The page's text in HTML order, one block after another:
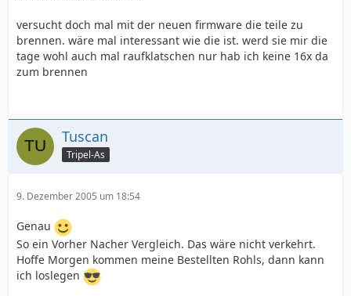
versucht doch mal mit der neuen firmware die teile zu
brennen. wäre mal interessant wie die ist. werd sie mir die
tage wohl auch mal raufklatschen nur hab ich keine 16x da
zum brennen
Tuscan
Tripel-As
9. Dezember 2005 um 18:54
Genau
So ein Vorher Nacher Vergleich. Das wäre nicht verkehrt.
Hoffe Morgen kommen meine Bestellten Rohls, dann kann
ich loslegen